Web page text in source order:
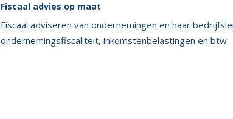
Fiscaal advies op maat
Fiscaal adviseren van ondernemingen en haar
ondernemingsfiscaliteit, inkomstenbelastingen en btw.